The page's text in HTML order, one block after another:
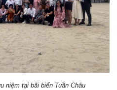
niệm tại bãi biển Tuần Châu